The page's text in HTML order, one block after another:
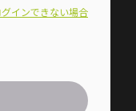
グインできない場合